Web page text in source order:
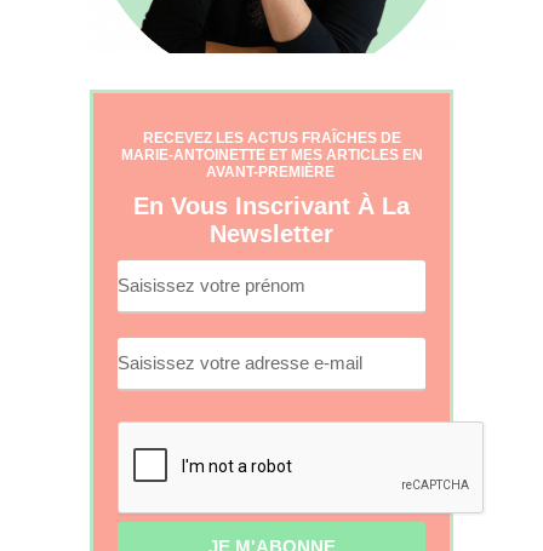
RECEVEZ LES ACTUS FRAÎCHES DE
MARIE-ANTOINETTE ET MES ARTICLES EN
AVANT-PREMIÈRE
En Vous Inscrivant À La
Newsletter